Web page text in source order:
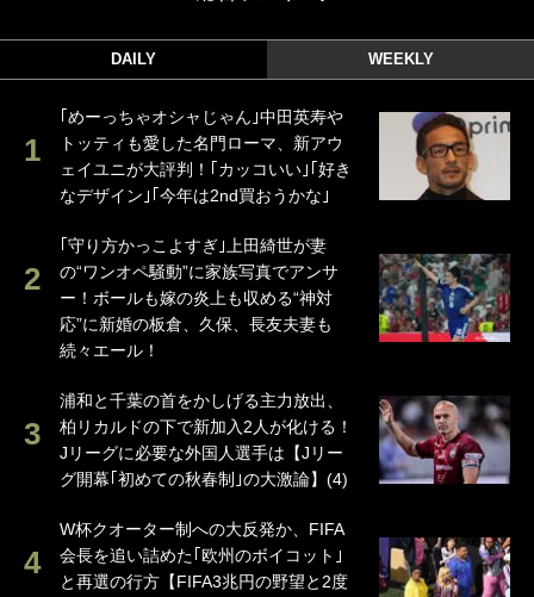
DAILY WEEKLY
｢めーっちゃオシャじゃん｣中田英寿や
トッティも愛した名門ローマ、新アウ
ェイユニが大評判！｢カッコいい｣｢好き
なデザイン｣｢今年は2nd買おうかな｣
｢守り方かっこよすぎ｣上田綺世が妻
の“ワンオペ騒動”に家族写真でアンサ
ー！ボールも嫁の炎上も収める“神対
応”に新婚の板倉、久保、長友夫妻も
続々エール！
浦和と千葉の首をかしげる主力放出、
柏リカルドの下で新加入2人が化ける！
Jリーグに必要な外国人選手は【Jリー
グ開幕｢初めての秋春制｣の大激論】(4)
W杯クオーター制への大反発か、FIFA
会長を追い詰めた｢欧州のボイコット｣
と再選の行方【FIFA3兆円の野望と2度